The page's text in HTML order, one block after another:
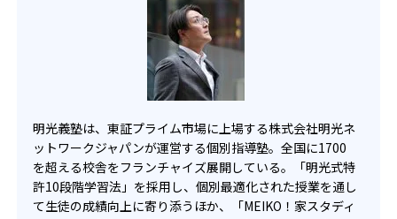
明光義塾は、東証プライム市場に上場する株式会社明光ネ
ットワークジャパンが運営する個別指導塾。全国に1700
を超える校舎をフランチャイズ展開している。「明光式特
許10段階学習法」を採用し、個別最適化された授業を通し
て生徒の成績向上に寄り添うほか、「MEIKO！家スタディ